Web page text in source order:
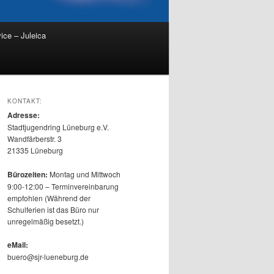
– Juleica
KONTAKT:
Adresse:
Stadtjugendring Lüneburg e.V.
Wandfärberstr. 3
21335 Lüneburg
Bürozeiten: Montag und Mittwoch
9:00-12:00 – Terminvereinbarung
empfohlen (Während der
Schulferien ist das Büro nur
unregelmäßig besetzt.)
eMail:
buero@sjr-lueneburg.de